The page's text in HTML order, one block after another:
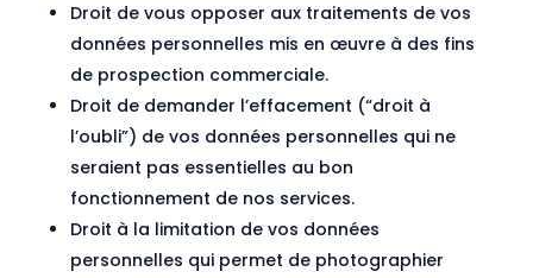
Droit de vous opposer aux traitements de vos
données personnelles mis en œuvre à des fins
de prospection commerciale.
Droit de demander l’effacement (“droit à
l’oubli”) de vos données personnelles qui ne
seraient pas essentielles au bon
fonctionnement de nos services.
Droit à la limitation de vos données
personnelles qui permet de photographier